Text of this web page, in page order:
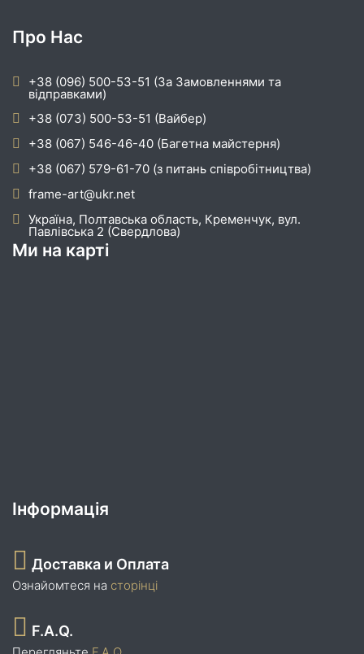
Про Нас
+38 (096) 500-53-51 (За Замовленнями та
відправками)
+38 (073) 500-53-51 (Вайбер)
+38 (067) 546-46-40 (Багетна майстерня)
+38 (067) 579-61-70 (з питань співробітництва)
frame-art@ukr.net
Україна, Полтавська область, Кременчук, вул.
Павлівська 2 (Свердлова)
Ми на карті
Інформація
Доставка и Оплата
Ознайомтеся на сторінці
F.A.Q.